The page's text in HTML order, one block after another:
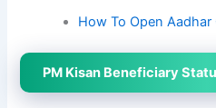
How To Open
PM Kisan Beneficiary